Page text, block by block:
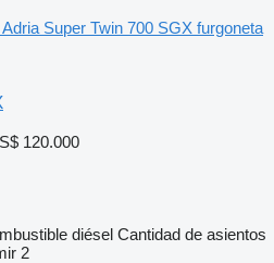
Adria Super Twin 700 SGX furgoneta
120.000
diésel Cantidad de asientos
2